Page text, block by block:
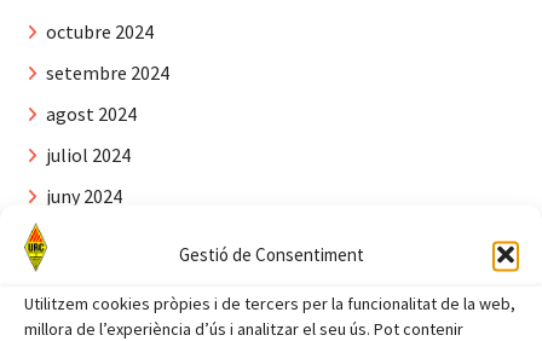
Gestió de Consentiment
Utilitzem cookies pròpies i de tercers per la funcionalitat de la web,
millora de l’experiència d’ús i analitzar el seu ús. Pot contenir
octubre 2024
setembre 2024
agost 2024
juliol 2024
juny 2024
maig 2024
març 2024